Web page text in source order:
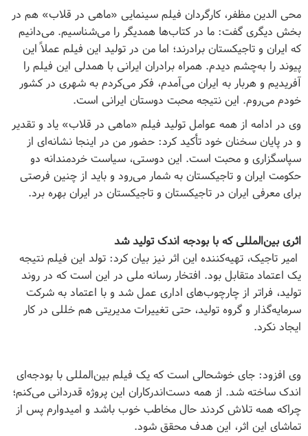
محی الدین مظفر، کارگردان فیلم سینمایی «ماهی در قلاب» هم در
بخش دیگری گفت: ما در کتاب‌ها همدیگر را می‌شناسیم. می‌دانیم
که ایران و تاجیکستان برادرند؛ اما من در تولید این فیلم عملاً این
پیوند را به‌چشم دیدم. همراه برادران ایرانی با همدلی این فیلم را
آفریدیم و هربار به ایران می‌آمدم، فکر می‌کردم به شهری در کشور
خودم می‌روم. این نتیجه محبت دوستان ایرانی است.
وی در ادامه از همه عوامل تولید فیلم «ماهی در قلاب» یاد و تقدیر
و در پایان سخنان خود تأکید کرد: حضور من در اینجا نشانه‌ای از
سپاسگزاری و محبت است. این دوستی، سیاست خردمندانه دو
حکومت ایران و تاجیکستان به شمار می‌رود و باید از چنین فرصتی
برای معرفی ایران در تاجیکستان و تاجیکستان در ایران بهره برد.
اثری بین‌المللی که با بودجه اندک تولید شد
امیر تاجیک، تهیه‌کننده این اثر نیز بیان کرد: تولد این فیلم نتیجه
یک اعتماد متقابل بود. افتخار رسانه ملی در این است که در روند
تولید، فراتر از چارچوب‌های اداری عمل شد و با اعتماد به شرکت
سرمایه‌گذار و گروه تولید، حتی تغییرات مدیریتی هم خللی در کار
ایجاد نکرد.
وی افزود: جای خوشحالی است که یک فیلم بین‌المللی با بودجه‌ای
اندک ساخته شد. از همه دست‌اندرکاران این پروژه قدردانی می‌کنم؛
چراکه همه تلاش کردند حال مخاطب خوب باشد و امیدوارم پس از
تماشای این اثر، این هدف محقق شود.